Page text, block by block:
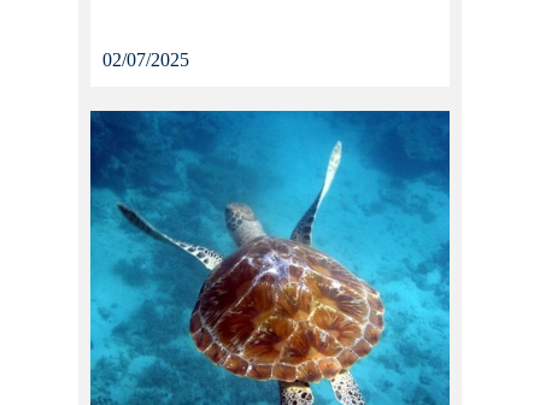
02/07/2025
TOUTES LES ACTUALITÉS